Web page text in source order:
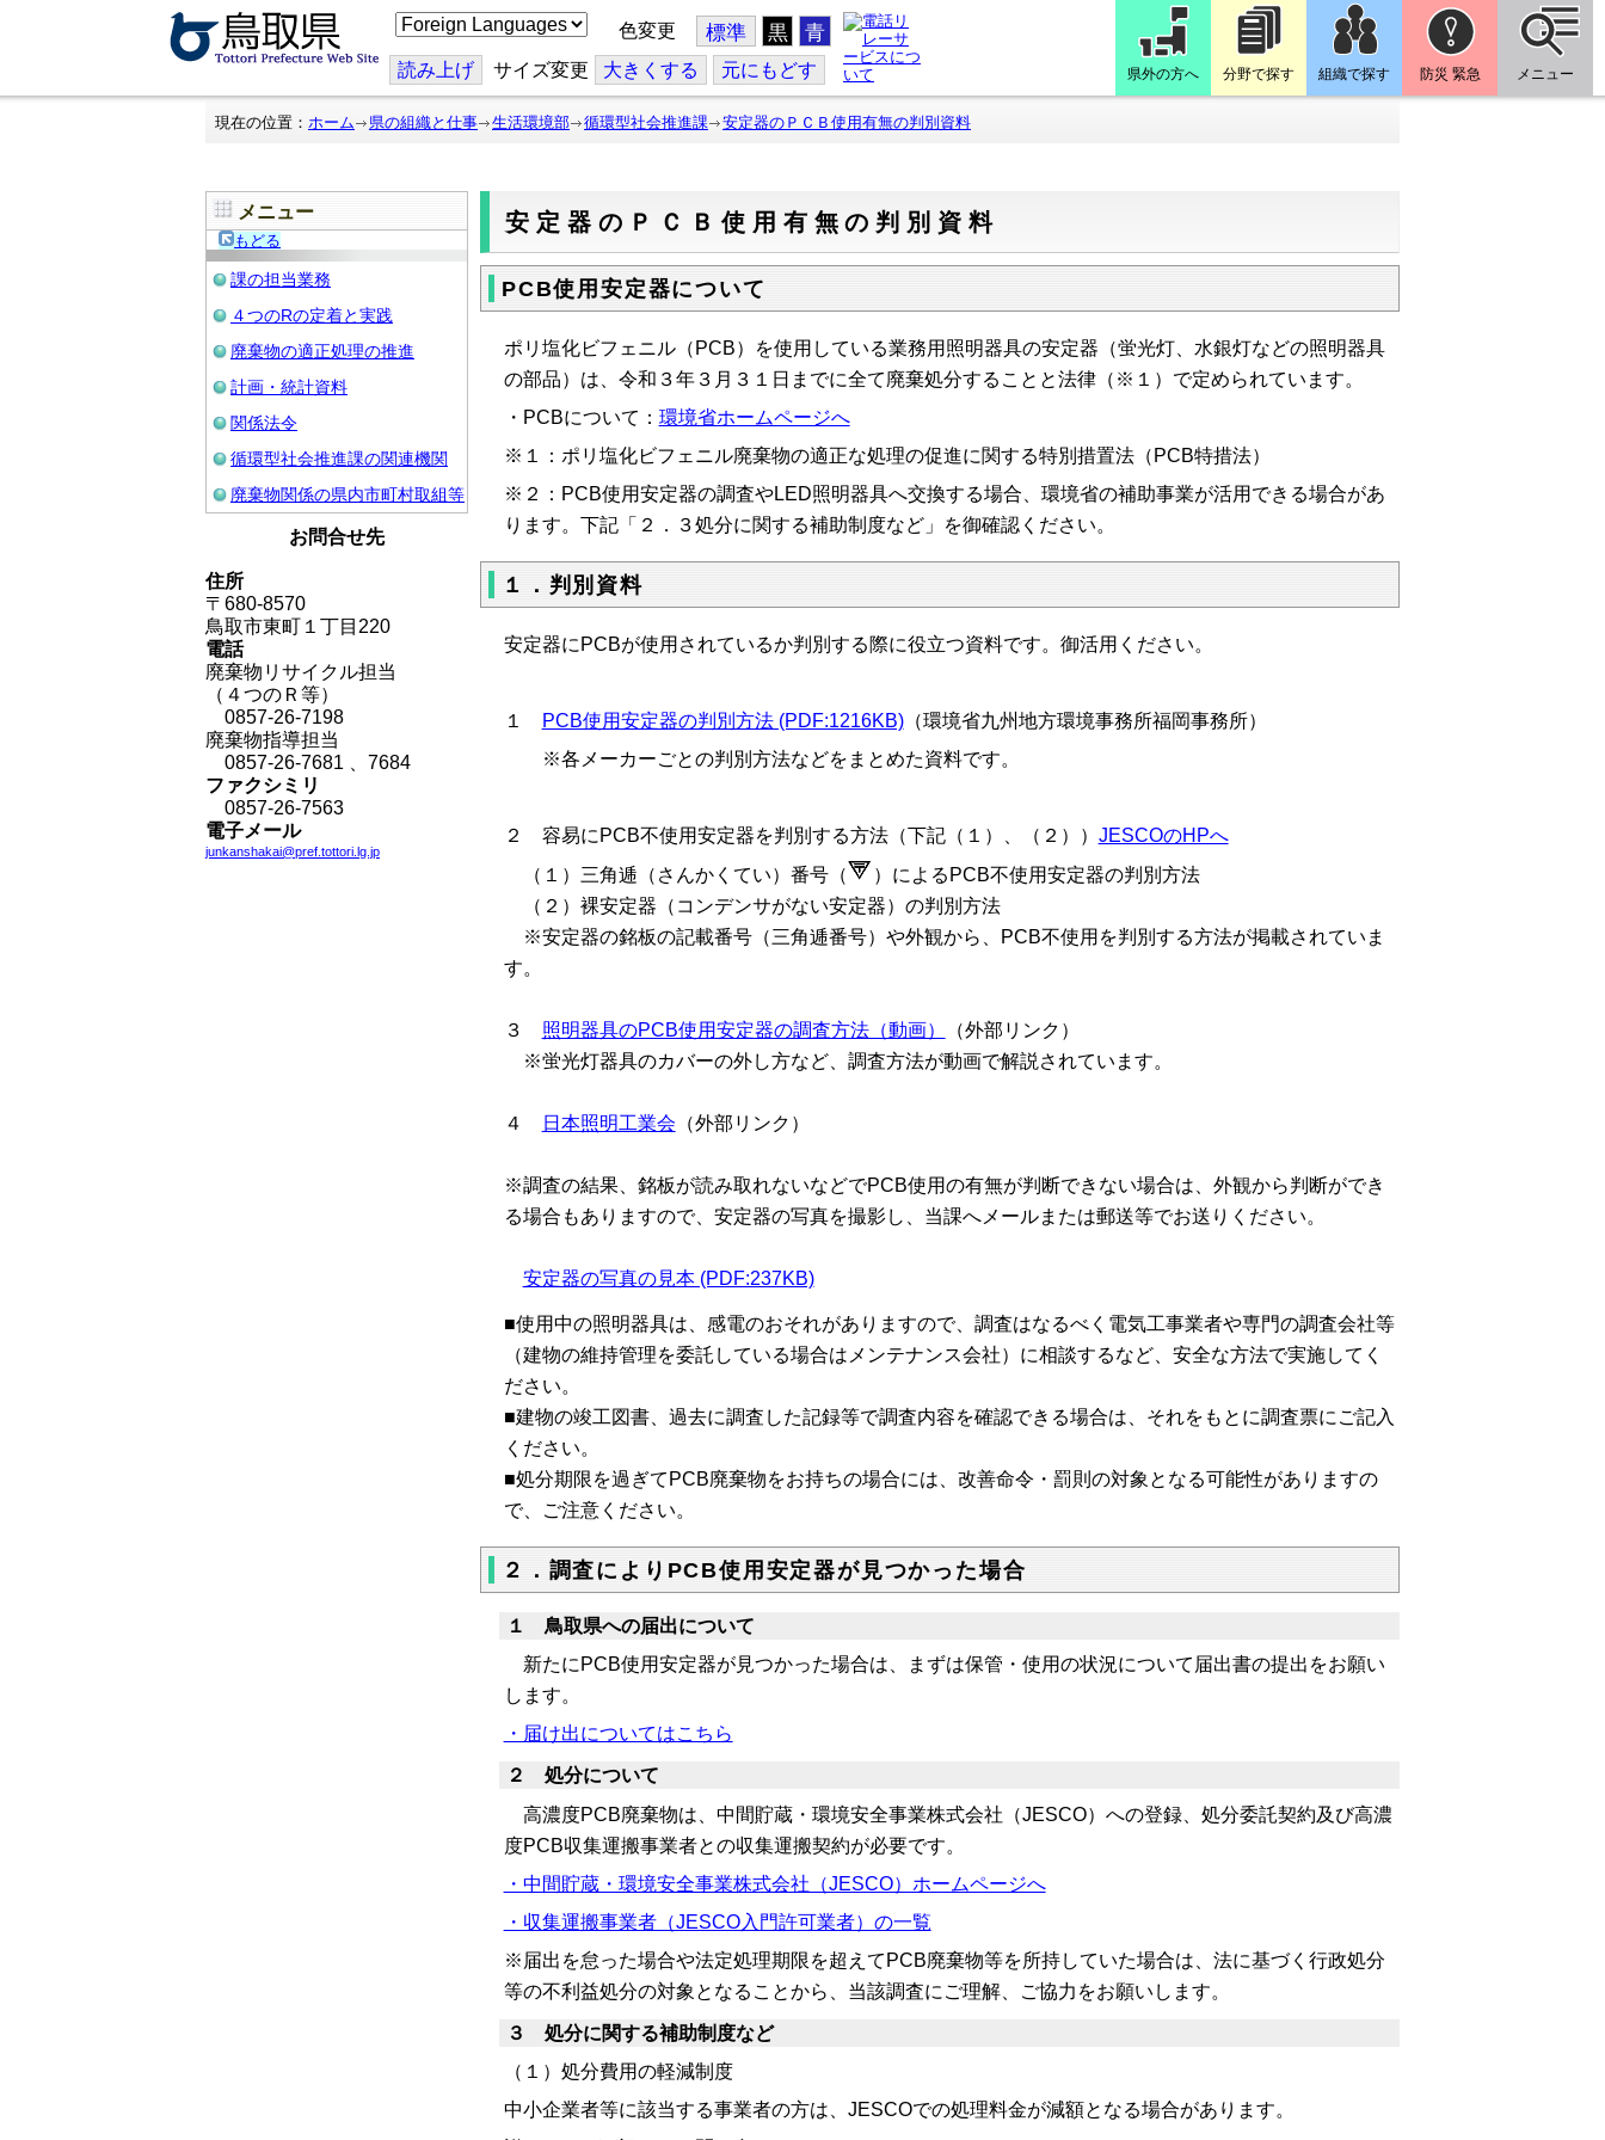
こ
の
ジ
を
翻
色変更 標準 黒 青
読み上げ サイズ変更 大きくする 元にもどす 県外の方へ 分野で探す 組織で探す 防災 緊急 メニュー
現在の位置： ホーム 県の組織と仕事 生活環境部 循環型社会推進課 安定器のＰＣＢ使用有無の判別資料
メニュー
もどる
課の担当業務
４つのRの定着と実践
廃棄物の適正処理の推進
計画・統計資料
関係法令
循環型社会推進課の関連機関
廃棄物関係の県内市町村取組等
お問合せ先
住所
〒680-8570
鳥取市東町１丁目220
電話
廃棄物リサイクル担当
（４つのＲ等）
0857-26-7198
廃棄物指導担当
0857-26-7681
7684
ファクシミリ
0857-26-7563
電子メール
junkanshakai@pref.tottori.lg.jp
安定器のＰＣＢ使用有無の判別資料
PCB使用安定器について
ポリ塩化ビフェニル（PCB）を使用している業務用照明器具の安定器（蛍光灯、水銀灯などの照明器具
の部品）は、令和３年３月３１日までに全て廃棄処分することと法律（※１）で定められています。
・PCBについて： 環境省ホームページへ
※１：ポリ塩化ビフェニル廃棄物の適正な処理の促進に関する特別措置法（PCB特措法）
※２：PCB使用安定器の調査やLED照明器具へ交換する場合、環境省の補助事業が活用できる場合があ
ります。下記「２．３処分に関する補助制度など」を御確認ください。
１．判別資料
安定器にPCBが使用されているか判別する際に役立つ資料です。御活用ください。
１ PCB使用安定器の判別方法 (PDF:1216KB)（環境省九州地方環境事務所福岡事務所）
※各メーカーごとの判別方法などをまとめた資料です。
２ 容易にPCB不使用安定器を判別する方法（下記（１）、（２）） JESCOのHPへ
（１）三角逓（さんかくてい）番号（
）によるPCB不使用安定器の判別方法
（２）裸安定器（コンデンサがない安定器）の判別方法
※安定器の銘板の記載番号（三角逓番号）や外観から、PCB不使用を判別する方法が掲載されていま
す。
３ 照明器具のPCB使用安定器の調査方法（動画）
（外部リンク）
※蛍光灯器具のカバーの外し方など、調査方法が動画で解説されています。
４ 日本照明工業会 （外部リンク）
※調査の結果、銘板が読み取れないなどでPCB使用の有無が判断できない場合は、外観から判断ができ
る場合もありますので、安定器の写真を撮影し、当課へメールまたは郵送等でお送りください。
安定器の写真の見本 (PDF:237KB)
■使用中の照明器具は、感電のおそれがありますので、調査はなるべく電気工事業者や専門の調査会社等
（建物の維持管理を委託している場合はメンテナンス会社）に相談するなど、安全な方法で実施してく
ださい。
■建物の竣工図書、過去に調査した記録等で調査内容を確認できる場合は、それをもとに調査票にご記入
ください。
■処分期限を過ぎてPCB廃棄物をお持ちの場合には、改善命令・罰則の対象となる可能性がありますの
で、ご注意ください。
２．調査によりPCB使用安定器が見つかった場合
１ 鳥取県への届出について
新たにPCB使用安定器が見つかった場合は、まずは保管・使用の状況について届出書の提出をお願い
します。
・届け出についてはこちら
２ 処分について
高濃度PCB廃棄物は、中間貯蔵・環境安全事業株式会社（JESCO）への登録、処分委託契約及び高濃
度PCB収集運搬事業者との収集運搬契約が必要です。
・中間貯蔵・環境安全事業株式会社（JESCO）ホームページへ
・収集運搬事業者（JESCO入門許可業者）の一覧
※届出を怠った場合や法定処理期限を超えてPCB廃棄物等を所持していた場合は、法に基づく行政処分
等の不利益処分の対象となることから、当該調査にご理解、ご協力をお願いします。
３ 処分に関する補助制度など
（１）処分費用の軽減制度
中小企業者等に該当する事業者の方は、JESCOでの処理料金が減額となる場合があります。